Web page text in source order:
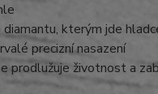
kterým jde
precizní nasazení
prodlužuje životnost a